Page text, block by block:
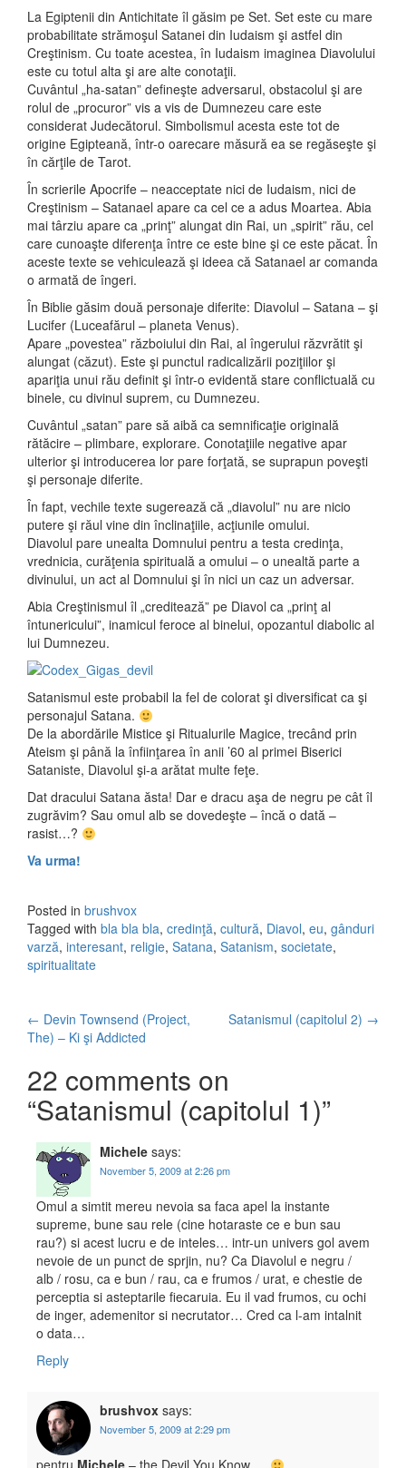
La Egiptenii din Antichitate îl găsim pe Set. Set este cu mare
probabilitate strămoşul Satanei din Iudaism şi astfel din
Creştinism. Cu toate acestea, în Iudaism imaginea Diavolului
este cu totul alta şi are alte conotaţii.
Cuvântul „ha-satan” defineşte adversarul, obstacolul şi are
rolul de „procuror” vis a vis de Dumnezeu care este
considerat Judecătorul. Simbolismul acesta este tot de
origine Egipteană, într-o oarecare măsură ea se regăseşte şi
în cărţile de Tarot.
În scrierile Apocrife – neacceptate nici de Iudaism, nici de
Creştinism – Satanael apare ca cel ce a adus Moartea. Abia
mai târziu apare ca „prinţ” alungat din Rai, un „spirit” rău, cel
care cunoaşte diferenţa între ce este bine şi ce este păcat. În
aceste texte se vehiculează şi ideea că Satanael ar comanda
o armată de îngeri.
În Biblie găsim două personaje diferite: Diavolul – Satana – şi
Lucifer (Luceafărul – planeta Venus).
Apare „povestea” războiului din Rai, al îngerului răzvrătit şi
alungat (căzut). Este şi punctul radicalizării poziţiilor şi
apariţia unui rău definit şi într-o evidentă stare conflictuală cu
binele, cu divinul suprem, cu Dumnezeu.
Cuvântul „satan” pare să aibă ca semnificaţie originală
rătăcire – plimbare, explorare. Conotaţiile negative apar
ulterior şi introducerea lor pare forţată, se suprapun poveşti
şi personaje diferite.
În fapt, vechile texte sugerează că „diavolul” nu are nicio
putere şi răul vine din înclinaţiile, acţiunile omului.
Diavolul pare unealta Domnului pentru a testa credinţa,
vrednicia, curăţenia spirituală a omului – o unealtă parte a
divinului, un act al Domnului şi în nici un caz un adversar.
Abia Creştinismul îl „creditează” pe Diavol ca „prinţ al
întunericului”, inamicul feroce al binelui, opozantul diabolic al
lui Dumnezeu.
Satanismul este probabil la fel de colorat şi diversificat ca şi
personajul Satana.
De la abordările Mistice şi Ritualurile Magice, trecând prin
Ateism şi până la înfiinţarea în anii ’60 al primei Biserici
Sataniste, Diavolul şi-a arătat multe feţe.
Dat dracului Satana ăsta! Dar e dracu aşa de negru pe cât îl
zugrăvim? Sau omul alb se dovedeşte – încă o dată –
rasist…?
Va urma!
Posted in brushvox
Tagged with bla bla bla, credinţă, cultură, Diavol, eu, gânduri
varză, interesant, religie, Satana, Satanism, societate,
spiritualitate
Post navigation
← Devin Townsend (Project,
The) – Ki şi Addicted
Satanismul (capitolul 2) →
22 comments on
“Satanismul (capitolul 1)”
Michele says:
November 5, 2009 at 2:26 pm
Omul a simtit mereu nevoia sa faca apel la instante
supreme, bune sau rele (cine hotaraste ce e bun sau
rau?) si acest lucru e de inteles… intr-un univers gol avem
nevoie de un punct de sprjin, nu? Ca Diavolul e negru /
alb / rosu, ca e bun / rau, ca e frumos / urat, e chestie de
perceptia si asteptarile fiecaruia. Eu il vad frumos, cu ochi
de inger, ademenitor si necrutator… Cred ca l-am intalnit
o data…
Reply
brushvox says:
November 5, 2009 at 2:29 pm